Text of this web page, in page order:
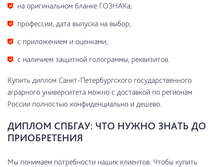
на оригинальном бланке ГОЗНАКа;
профессии, дата выпуска на выбор;
с приложением и оценками;
с наличием защитной голограммы, реквизитов.
Купить диплом Санкт-Петербургского государственного
аграрного университета можно с доставкой по регионам
России полностью конфиденциально и дешево.
ДИПЛОМ СПБГАУ: ЧТО НУЖНО ЗНАТЬ ДО
ПРИОБРЕТЕНИЯ
Мы понимаем потребности наших клиентов. Чтобы купить